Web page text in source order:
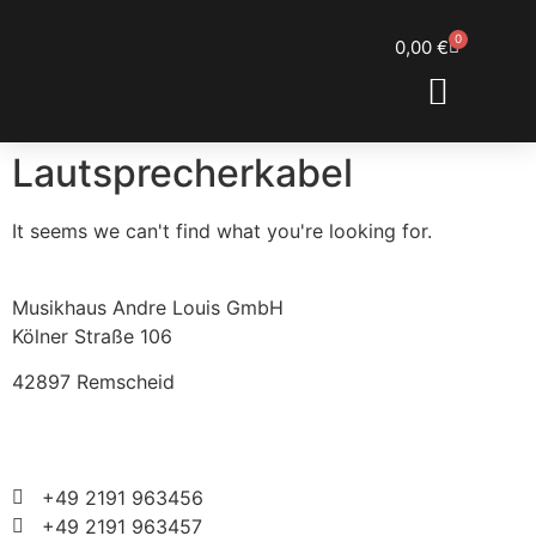
0,00 € 0
Lautsprecherkabel
It seems we can't find what you're looking for.
Musikhaus Andre Louis GmbH
Kölner Straße 106
42897 Remscheid
+49 2191 963456
+49 2191 963457